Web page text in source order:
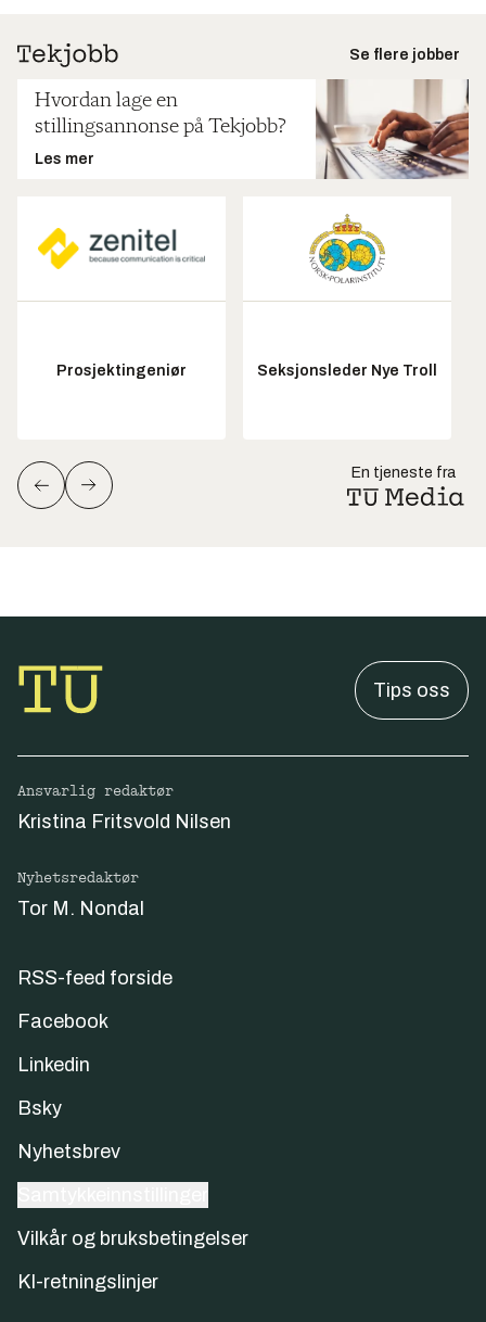
Se flere jobber
Hvordan lage en
stillingsannonse på Tekjobb?
Les mer
Prosjektingeniør Seksjonsleder Nye Troll
En tjeneste fra
Tips oss
Ansvarlig redaktør
Kristina Fritsvold Nilsen
Nyhetsredaktør
Tor M. Nondal
RSS-feed forside
Facebook
Linkedin
Bsky
Nyhetsbrev
Vilkår og bruksbetingelser
KI-retningslinjer